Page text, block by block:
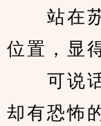
站在苏
位置，显
可说话
却有恐怖